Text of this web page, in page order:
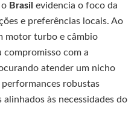
Brasil evidencia o foco da
e preferências locais. Ao
motor turbo e câmbio
compromisso com a
atender um nicho
robustas
às necessidades do